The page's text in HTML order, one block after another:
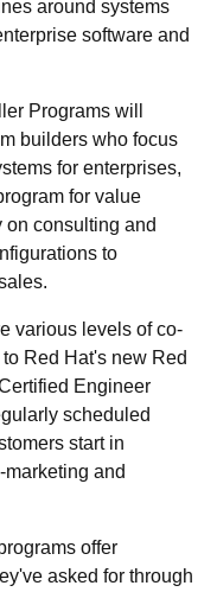
around systems
software and
Programs will
builders who focus
for enterprises,
for value
consulting and
to
various levels of co-
Red Hat's new Red
Engineer
scheduled
start in
and
offer
asked for through